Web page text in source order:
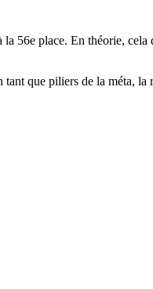
56e place. En théorie,
que piliers de la méta,